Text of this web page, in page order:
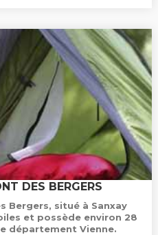
DES BERGERS
Bergers, situé à Sanxay
et possède environ 28
département Vienne.